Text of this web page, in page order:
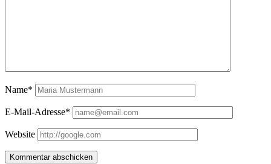
Name*
E-Mail-Adresse*
Website